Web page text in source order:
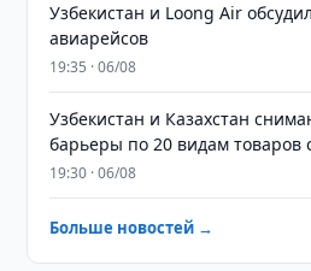
Узбекистан и Loong Air
авиарейсов
19:35 · 06/08
Узбекистан и Казахстан
барьеры по 20 видам товаров
19:30 · 06/08
Больше новостей →